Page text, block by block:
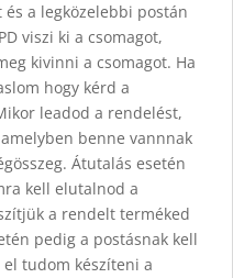
a legközelebbi postán
viszi ki a csomagot,
kivinni a csomagot. Ha
hogy kérd a
leadod a rendelést,
benne vannnak
Átutalás esetén
kell elutalnod a
a rendelt terméked
pedig a postásnak kell
tudom készíteni a